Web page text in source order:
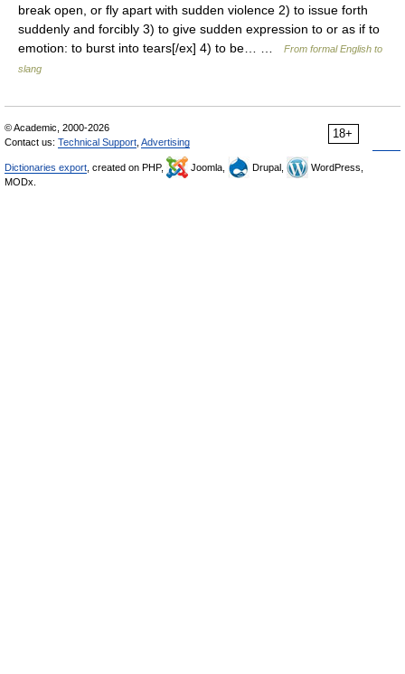
break open, or fly apart with sudden violence 2) to issue forth
suddenly and forcibly 3) to give sudden expression to or as if to
emotion: to burst into tears[/ex] 4) to be… …
From formal English to
slang
18+
© Academic, 2000-2026
Contact us: Technical Support Advertising
Dictionaries export , created on PHP, Joomla, Drupal,
WordPress,
MODx.